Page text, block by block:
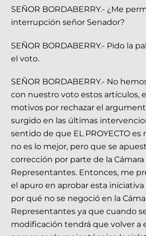
SEÑOR BORDABERRY.- ¿Me
interrupción señor Senador?
SEÑOR BORDABERRY.- Pido la
el voto.
SEÑOR BORDABERRY.- No
con nuestro voto estos artículos,
motivos por rechazar el
surgido en las últimas
sentido de que EL PROYECTO
no es lo mejor, pero que se
corrección por parte de la Cámara
Representantes. Entonces, me
el apuro en aprobar esta iniciativa
por qué no se negoció en la
Representantes ya que cuando
modificación tendrá que volver a